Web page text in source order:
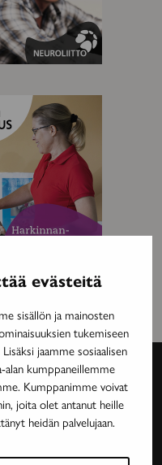
evästeitä
sisällön ja mainosten
tukemiseen
jaamme sosiaalisen
alan kumppaneillemme
Kumppanimme voivat
joita olet antanut heille
heidän palvelujaan.